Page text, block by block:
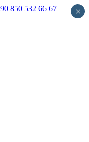
850 532 66 67 ×